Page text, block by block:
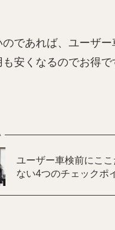
であれば、ユーザー
安くなるのでお得で
ユーザー車検前にこ
ない4つのチェックポ